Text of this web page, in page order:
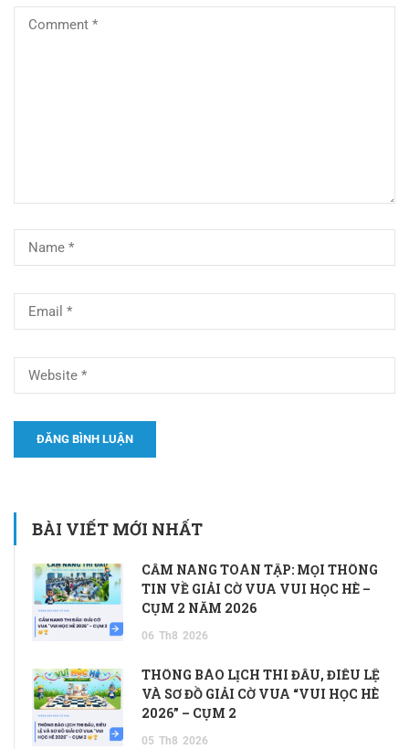
BÀI VIẾT MỚI NHẤT
CẨM NANG TOÀN TẬP: MỌI THÔNG
TIN VỀ GIẢI CỜ VUA VUI HỌC HÈ –
CỤM 2 NĂM 2026
06 Th8 2026
THÔNG BÁO LỊCH THI ĐẤU, ĐIỀU LỆ
VÀ SƠ ĐỒ GIẢI CỜ VUA “VUI HỌC HÈ
2026” – CỤM 2
05 Th8 2026